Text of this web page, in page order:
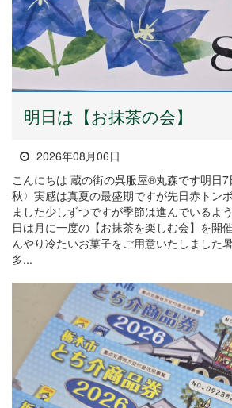
明日は【お抹茶の会】
2026年08月06日
こんにちは 蔵の街の呉服屋®丸森です明日
秋〉実感は真夏の最盛期ですが先日赤トン
ました少しずつですが季節は進んでいるよ
日は月に一度の【お抹茶を楽しむ会】を開
んやり冷たいお菓子をご用意いたしました
多...